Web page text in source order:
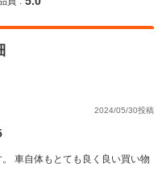
2024/05/30投稿
車自体もとても良く良い買い物